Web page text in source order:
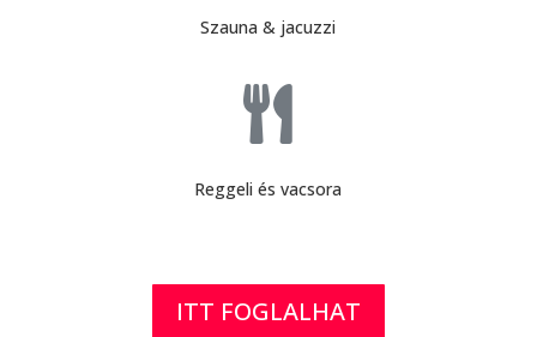
Szauna & jacuzzi

Reggeli és vacsora
ITT FOGLALHAT